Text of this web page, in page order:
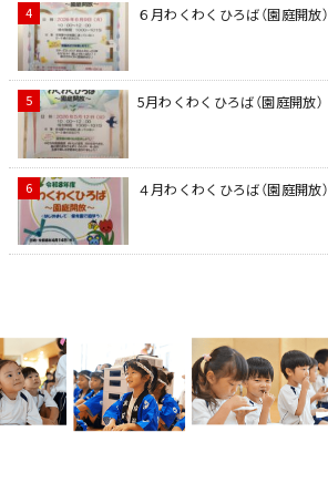
６月わくわくひろば（園庭開放）
5月わくわくひろば（園庭開放）
４月わくわくひろば（園庭開放）